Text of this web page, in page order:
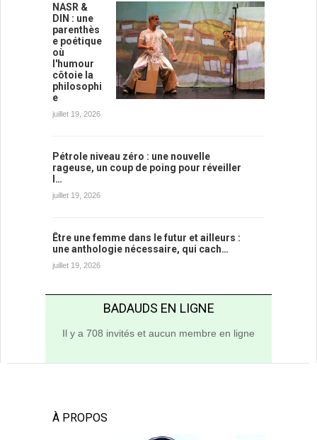
NASR &
DIN : une
parenthès
e poétique
où
l'humour
côtoie la
philosophi
e
juillet 19, 2026
Pétrole niveau zéro : une nouvelle
rageuse, un coup de poing pour réveiller
l…
juillet 19, 2026
Être une femme dans le futur et ailleurs :
une anthologie nécessaire, qui cach…
juillet 19, 2026
BADAUDS EN LIGNE
Il y a 708 invités et aucun membre en ligne
À PROPOS